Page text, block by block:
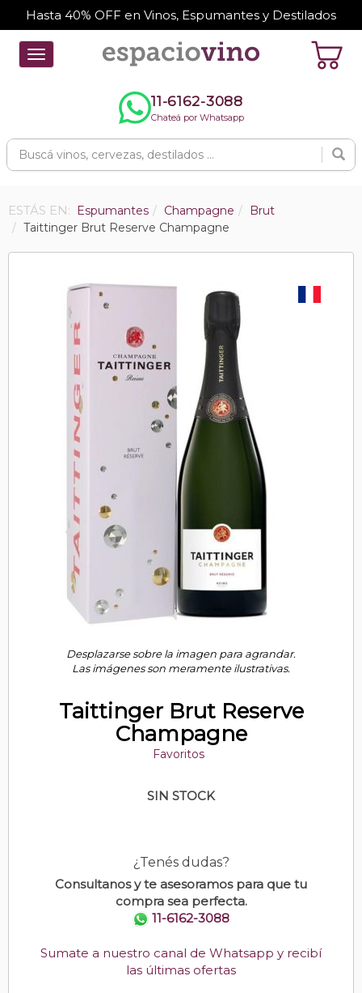
Hasta 40% OFF en Vinos, Espumantes y Destilados
Toggle
navigation
11-6162-3088
Chateá por Whatsapp
ESTÁS EN: Espumantes Champagne
Brut
Taittinger Brut Reserve Champagne
Desplazarse sobre la imagen para agrandar.
Las imágenes son meramente ilustrativas.
Taittinger Brut Reserve
Champagne
Favoritos
SIN STOCK
¿Tenés dudas?
Consultanos y te asesoramos para que tu
compra sea perfecta.
11-6162-3088
Sumate a nuestro canal de Whatsapp y recibí
las últimas ofertas